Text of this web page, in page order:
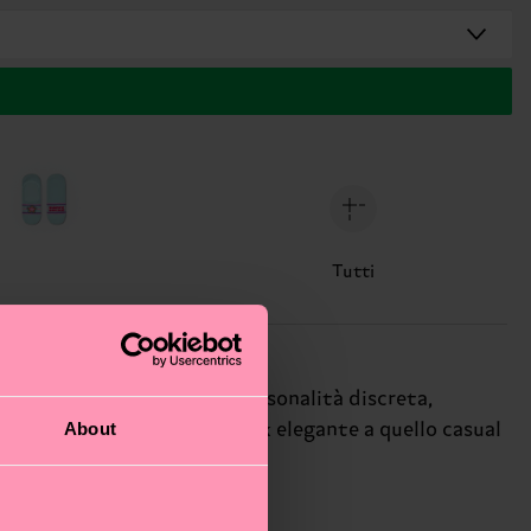
About
Tutti
fantasia a righe dona personalità discreta,
a qualsiasi outfit, dal look elegante a quello casual